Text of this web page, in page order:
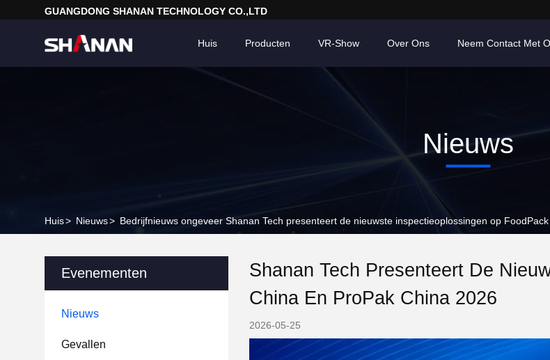
GUANGDONG SHANAN TECHNOLOGY CO.,LTD
Huis Producten VR-Show Over Ons Neem Contact Met
Nieuws
Huis> Nieuws> Bedrijfnieuws ongeveer Shanan Tech presenteert de nieuwste inspectieoplossingen op
Evenementen
Nieuws
Gevallen
Shanan Tech Presenteert De
China En ProPak China 2026
2026-05-25